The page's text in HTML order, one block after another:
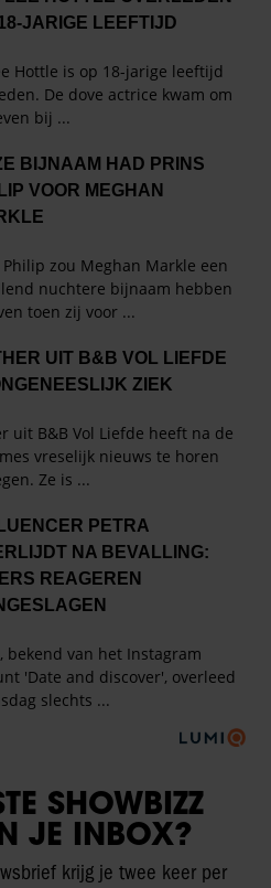
SHOWBIZZ
JE INBOX?
krijg je twee keer per